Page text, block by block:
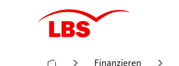
Finanzieren